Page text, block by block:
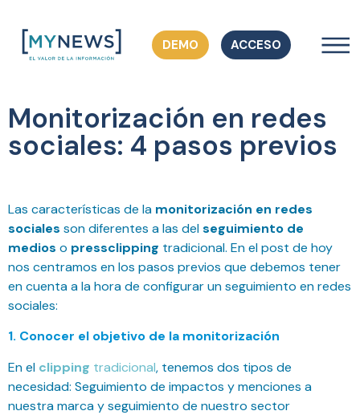
DEMO ACCESO
Monitorización en redes
sociales: 4 pasos previos
Las características de la monitorización en redes
sociales son diferentes a las delseguimiento de
medios o pressclipping tradicional. En el post de hoy
nos centramos en los pasos previos que debemos tener
en cuenta a la hora de configurar un seguimiento en redes
sociales:
1. Conocer el objetivo de la monitorización
En el clipping tradicional, tenemos dos tipos de
necesidad: Seguimiento de impactos y menciones a
nuestra marca y seguimiento de nuestro sector